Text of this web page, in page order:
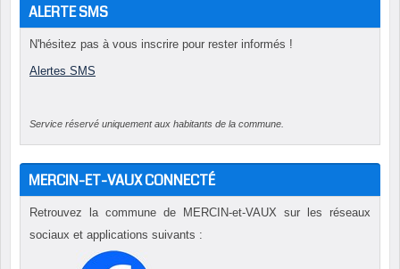
ALERTE SMS
N'hésitez pas à vous inscrire pour rester informés !
Alertes SMS
Service réservé uniquement aux habitants de la commune.
MERCIN-ET-VAUX CONNECTÉ
Retrouvez la commune de MERCIN-et-VAUX sur les réseaux
sociaux et applications suivants :